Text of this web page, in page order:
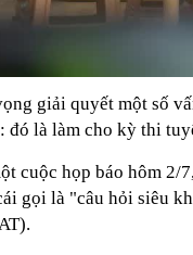
giải quyết một số
đó là làm cho kỳ thi
cuộc họp báo hôm 2/
gọi là "câu hỏi siêu